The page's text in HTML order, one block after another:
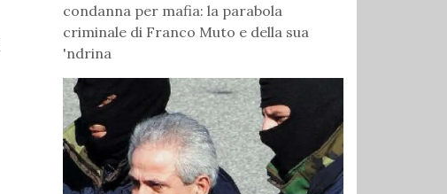
condanna per mafia: la parabola
criminale di Franco Muto e della sua
'ndrina